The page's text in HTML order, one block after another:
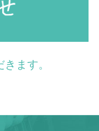
ます。